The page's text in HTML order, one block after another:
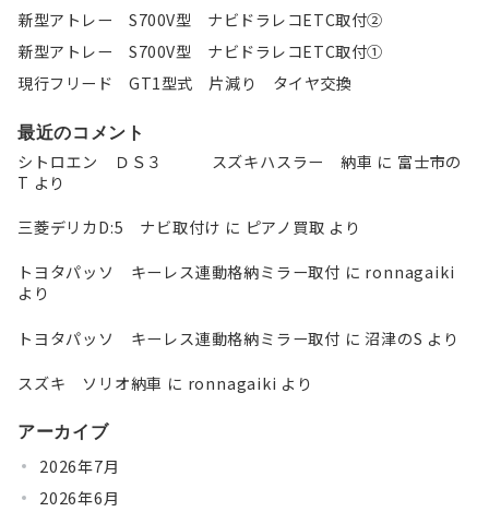
新型アトレー S700V型 ナビドラレコETC取付②
新型アトレー S700V型 ナビドラレコETC取付①
現行フリード GT1型式 片減り タイヤ交換
最近のコメント
シトロエン ＤＳ３ スズキハスラー 納車 に 富士市の
T より
三菱デリカD:5 ナビ取付け に ピアノ買取 より
トヨタパッソ キーレス連動格納ミラー取付 に ronnagaiki
より
トヨタパッソ キーレス連動格納ミラー取付 に沼津のS より
スズキ ソリオ納車 に ronnagaiki より
アーカイブ
2026年7月
2026年6月